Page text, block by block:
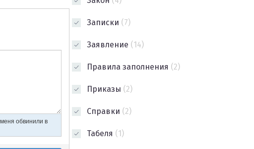
Записки (7)
Заявление (14)
Правила заполнения (2)
Приказы (2)
Справки (2)
Табеля (1)